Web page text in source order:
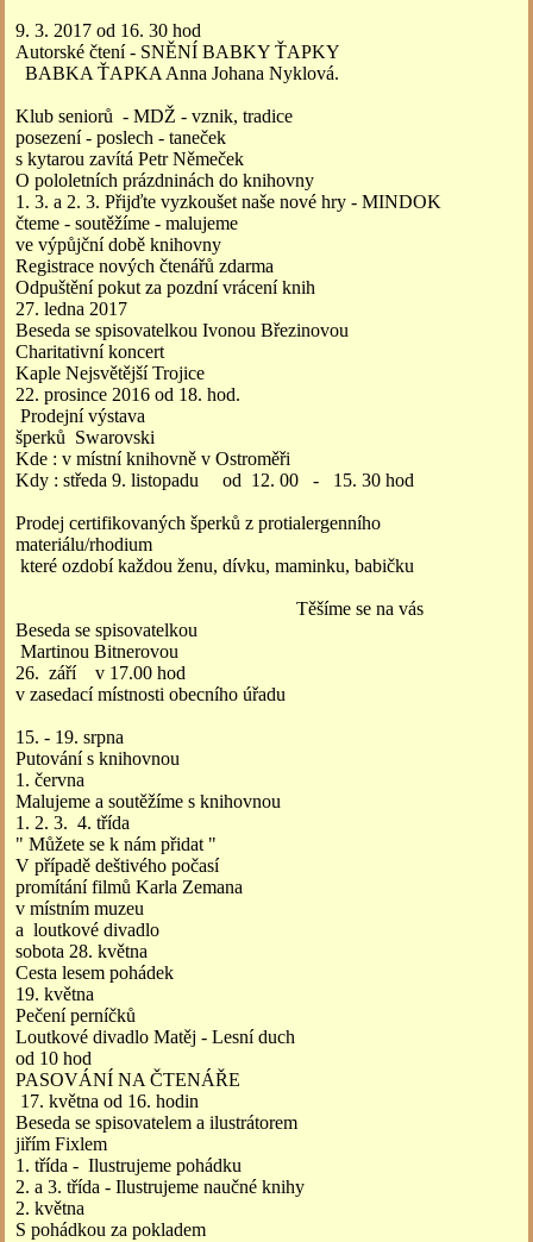
9. 3. 2017 od 16. 30 hod
Autorské čtení - SNĚNÍ BABKY ŤAPKY
BABKA ŤAPKA Anna Johana Nyklová.
Klub seniorů - MDŽ - vznik, tradice
posezení - poslech - taneček
s kytarou zavítá Petr Němeček
O pololetních prázdninách do knihovny
1. 3. a 2. 3. Přijďte vyzkoušet naše nové hry - MINDOK
čteme - soutěžíme - malujeme
ve výpůjční době knihovny
Registrace nových čtenářů zdarma
Odpuštění pokut za pozdní vrácení knih
27. ledna 2017
Beseda se spisovatelkou Ivonou Březinovou
Charitativní koncert
Kaple Nejsvětější Trojice
22. prosince 2016 od 18. hod.
Prodejní výstava
šperků Swarovski
Kde : v místní knihovně v Ostroměři
Kdy : středa 9. listopadu od 12. 00 - 15. 30 hod
Prodej certifikovaných šperků z protialergenního
materiálu/rhodium
které ozdobí každou ženu, dívku, maminku, babičku
Těšíme se na vás
Beseda se spisovatelkou
Martinou Bitnerovou
26. září v 17.00 hod
v zasedací místnosti obecního úřadu
15. - 19. srpna
Putování s knihovnou
1. června
Malujeme a soutěžíme s knihovnou
1. 2. 3. 4. třída
" Můžete se k nám přidat "
V případě deštivého počasí
promítání filmů Karla Zemana
v místním muzeu
a loutkové divadlo
sobota 28. května
Cesta lesem pohádek
19. května
Pečení perníčků
Loutkové divadlo Matěj - Lesní duch
od 10 hod
PASOVÁNÍ NA ČTENÁŘE
17. května od 16. hodin
Beseda se spisovatelem a ilustrátorem
jiřím Fixlem
1. třída - Ilustrujeme pohádku
2. a 3. třída - Ilustrujeme naučné knihy
2. května
S pohádkou za pokladem